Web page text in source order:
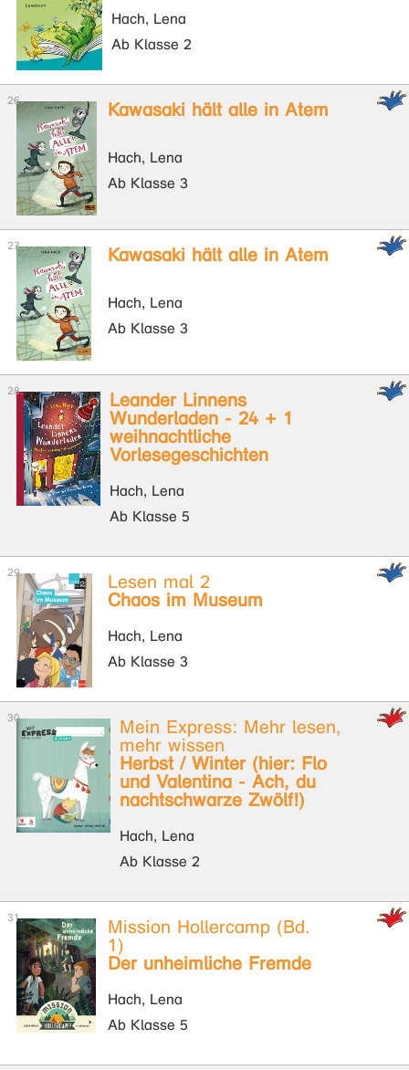
Hach, Lena
Ab Klasse 2
Kawasaki hält alle in Atem
Hach, Lena
Ab Klasse 3
Kawasaki hält alle in Atem
Hach, Lena
Ab Klasse 3
Leander Linnens
Wunderladen - 24 + 1
weihnachtliche
Vorlesegeschichten
Hach, Lena
Ab Klasse 5
Lesen mal 2
Chaos im Museum
Hach, Lena
Ab Klasse 3
Mein Express: Mehr lesen,
mehr wissen
Herbst / Winter (hier: Flo
und Valentina - Ach, du
nachtschwarze Zwölf!)
Hach, Lena
Ab Klasse 2
Mission Hollercamp (Bd.
1)
Der unheimliche Fremde
Hach, Lena
Ab Klasse 5